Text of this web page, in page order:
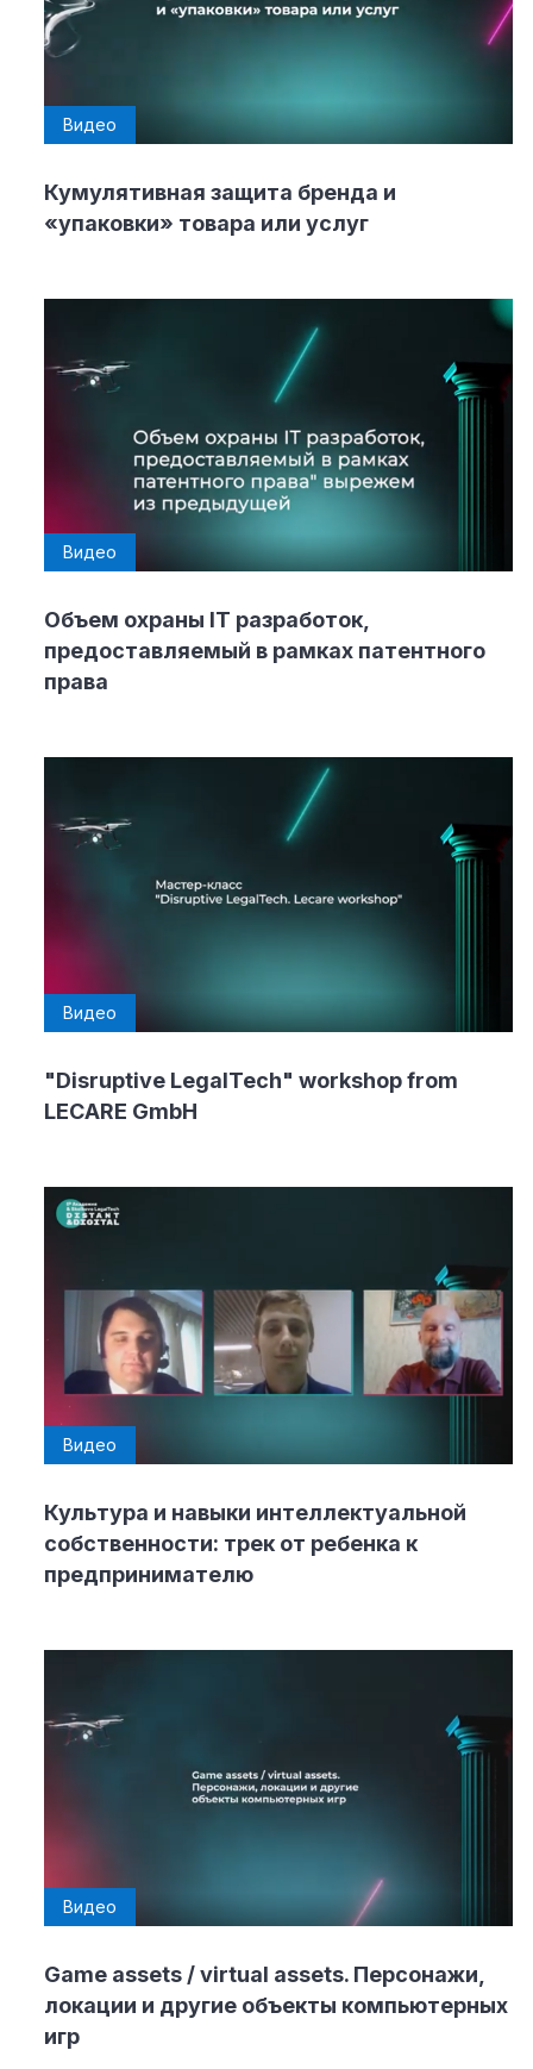
Видео
Кумулятивная защита бренда и
«упаковки» товара или услуг
Видео
Объем охраны IT разработок,
предоставляемый в рамках патентного
права
Видео
"Disruptive LegalTech" workshop from
LECARE GmbH
Видео
Культура и навыки интеллектуальной
собственности: трек от ребенка к
предпринимателю
Видео
Game assets / virtual assets. Персонажи,
локации и другие объекты компьютерных
игр